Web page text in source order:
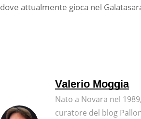
dove attualmente gioca nel
Valerio Moggia
Nato a Novara nel
curatore del blog